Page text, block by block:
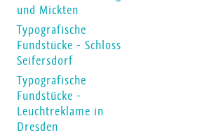
und Mickten
Typografische
Fundstücke - Schloss
Seifersdorf
Typografische
Fundstücke -
Leuchtreklame in
Dresden